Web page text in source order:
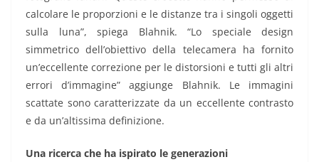
calcolare le proporzioni e le distanze tra i singoli oggetti
sulla luna”, spiega Blahnik. “Lo speciale design
simmetrico dell’obiettivo della telecamera ha fornito
un’eccellente correzione per le distorsioni e tutti gli altri
errori d’immagine” aggiunge Blahnik. Le immagini
scattate sono caratterizzate da un eccellente contrasto
e da un’altissima definizione.
Una ricerca che ha ispirato le generazioni